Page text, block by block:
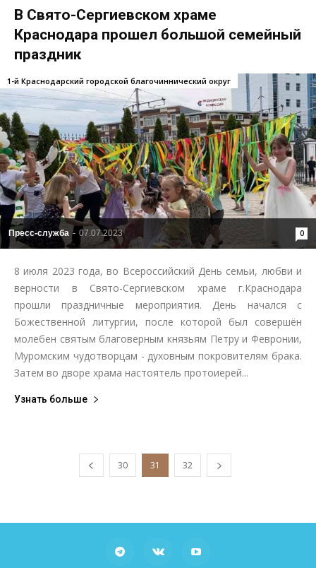
В Свято-Сергиевском храме
Краснодара прошел большой семейный
праздник
Пресс-служба - 07.07.2023 0
1-й Краснодарский городской благочиннический округ
8 июля 2023 года, во Всероссийский День семьи, любви и
верности в Свято-Сергиевском храме г.Краснодара
прошли праздничные мероприятия. День начался с
Божественной литургии, после которой был совершён
молебен святым благоверным князьям Петру и Февронии,
Муромским чудотворцам - духовным покровителям брака.
Затем во дворе храма настоятель протоиерей...
Узнать больше
30 31 32